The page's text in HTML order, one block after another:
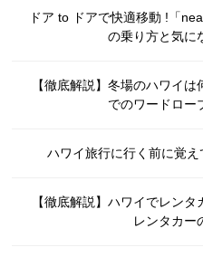
ドア to ドアで快適移動 !「
の乗り方と気に
【徹底解説】冬場のハワイ
でのワードロー
ハワイ旅行に行く前に覚
【徹底解説】ハワイでレン
レンタカー